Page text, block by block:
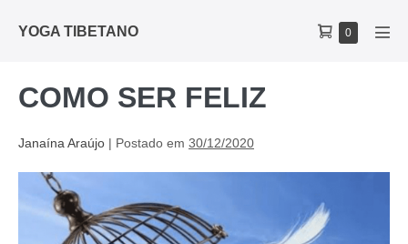
YOGA TIBETANO 0
COMO SER FELIZ
Janaína Araújo | Postado em 30/12/2020